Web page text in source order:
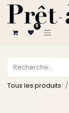
0
Tous les produits